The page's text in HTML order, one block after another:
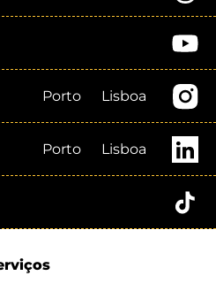
Porto Lisboa
Porto Lisboa